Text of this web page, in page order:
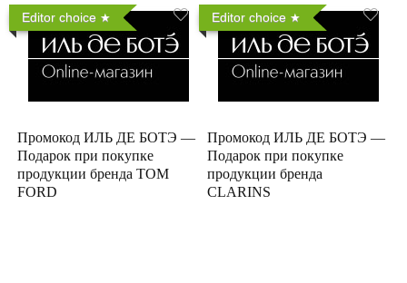
Editor choice
Промокод ИЛЬ ДЕ БОТЭ —
Подарок при покупке
продукции бренда TOM
FORD
Editor choice
Промокод ИЛЬ ДЕ БОТЭ —
Подарок при покупке
продукции бренда
CLARINS